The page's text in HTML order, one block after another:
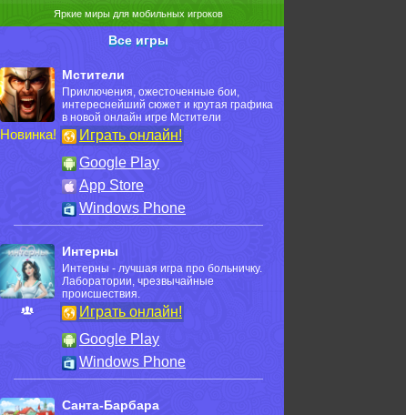
Яркие миры для мобильных игроков
Все игры
Новинка!
Мстители
Приключения, ожесточенные бои,
интереснейший сюжет и крутая графика
в новой онлайн игре Мстители
Играть онлайн!
Google Play
App Store
Windows Phone
Интерны
Интерны - лучшая игра про больничку.
Лаборатории, чрезвычайные
происшествия.
Играть онлайн!
Google Play
Windows Phone
Санта-Барбара